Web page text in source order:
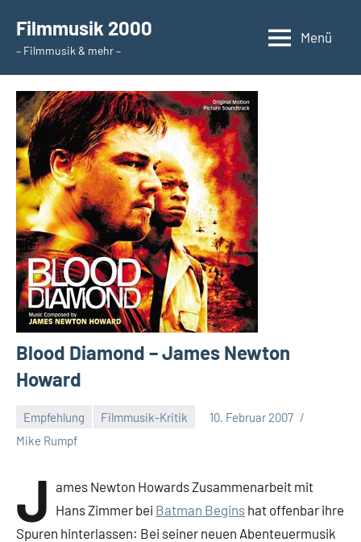
Inhalt
springen
Filmmusik 2000
– Filmmusik & mehr –
Menü
Blood Diamond – James Newton
Howard
Empfehlung Filmmusik-Kritik
10. Februar 2007
Mike Rumpf
Keine
J ames Newton Howards Zusammenarbeit mit
Hans Zimmer bei Batman Begins hat offenbar ihre
Spuren hinterlassen: Bei seiner neuen Abenteuermusik